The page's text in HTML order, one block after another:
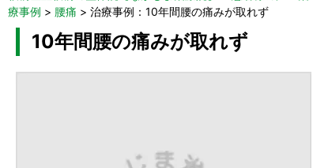
療事例 > 腰痛 > 治療事例：10年間腰の痛みが取れず
10年間腰の痛みが取れず